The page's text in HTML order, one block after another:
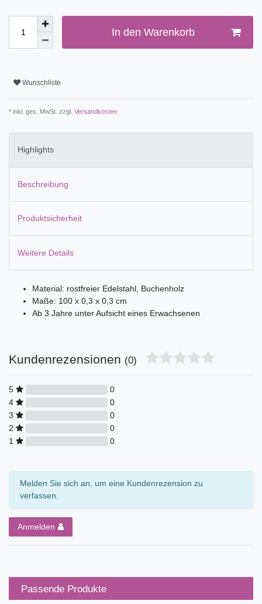
In den Warenkorb
Wunschliste
* inkl. ges. MwSt. zzgl. Versandkosten
Highlights
Beschreibung
Produktsicherheit
Weitere Details
Material: rostfreier Edelstahl, Buchenholz
Maße: 100 x 0,3 x 0,3 cm
Ab 3 Jahre unter Aufsicht eines Erwachsenen
Kundenrezensionen (0)
5
0
4
0
3
0
2
0
1
0
Melden Sie sich an, um eine Kundenrezension zu
verfassen.
Anmelden
Passende Produkte